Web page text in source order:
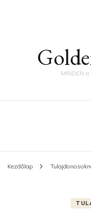
MINDEN a
Kezdőlap